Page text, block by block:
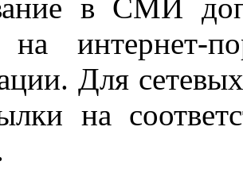
в СМИ
на интернет-
Для
на